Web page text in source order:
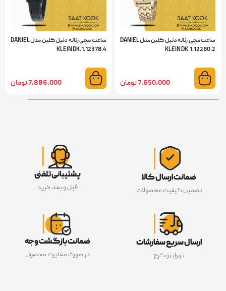
ساعت مچی زنانه دنیل کلین مدل DANIEL
KLEIN DK.1.12280.2
7,650,000 تومان
ساعت مچی زنانه دنیل کلین مدل DANIEL
KLEIN DK.1.12378.4
7,886,000 تومان
ضمانت ارسال کالا
تضمین کیفیت محصولات
پشتیبانی تلفنی
قبل و بعد خرید
ارسال سریع سفارشات
تهران و کرج
ضمانت بازگشت وجه
در صورت مغایرت محصول